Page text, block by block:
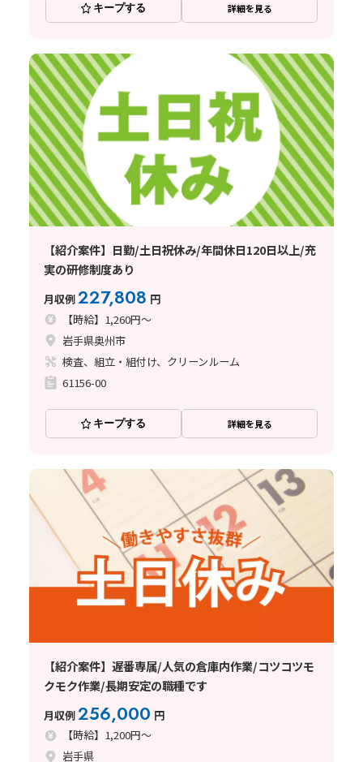
キープする 詳細を見る
【紹介案件】日勤/土日祝休み/年間休日120日以上/充
実の研修制度あり
月収例227,808 円
【時給】1,260円～
岩手県奥州市
検査、組立・組付け、クリーンルーム
61156-00
キープする 詳細を見る
【紹介案件】遅番専属/人気の倉庫内作業/コツコツモ
クモク作業/長期安定の職種です
月収例256,000 円
【時給】1,200円～
岩手県